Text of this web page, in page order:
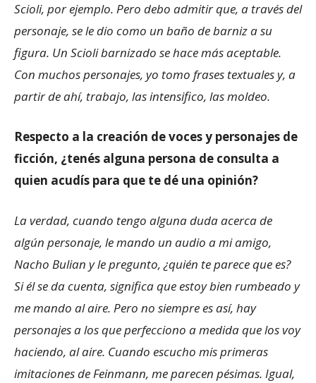
Scioli, por ejemplo. Pero debo admitir que, a través del
personaje, se le dio como un baño de barniz a su
figura. Un Scioli barnizado se hace más aceptable.
Con muchos personajes, yo tomo frases textuales y, a
partir de ahí, trabajo, las intensifico, las moldeo.
Respecto a la creación de voces y personajes de
ficción, ¿tenés alguna persona de consulta a
quien acudís para que te dé una opinión?
La verdad, cuando tengo alguna duda acerca de
algún personaje, le mando un audio a mi amigo,
Nacho Bulian y le pregunto, ¿quién te parece que es?
Si él se da cuenta, significa que estoy bien rumbeado y
me mando al aire. Pero no siempre es así, hay
personajes a los que perfecciono a medida que los voy
haciendo, al aire. Cuando escucho mis primeras
imitaciones de Feinmann, me parecen pésimas. Igual,